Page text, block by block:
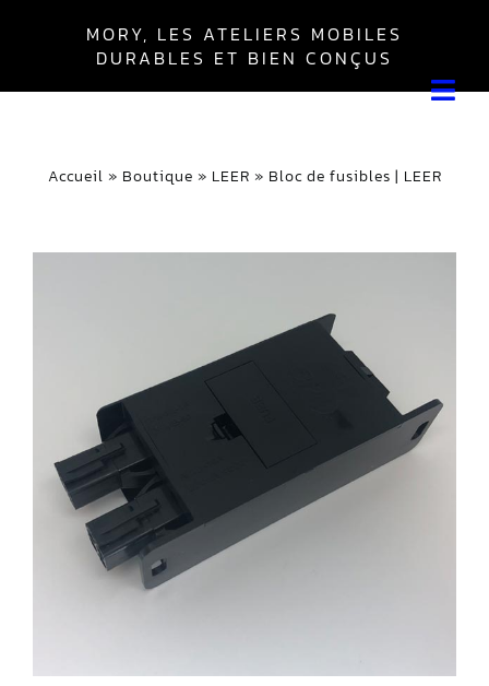
MORY, LES ATELIERS MOBILES
DURABLES ET BIEN CONÇUS
Boîte Master
Accueil » Boutique » LEER » Bloc de fusibles | LEER